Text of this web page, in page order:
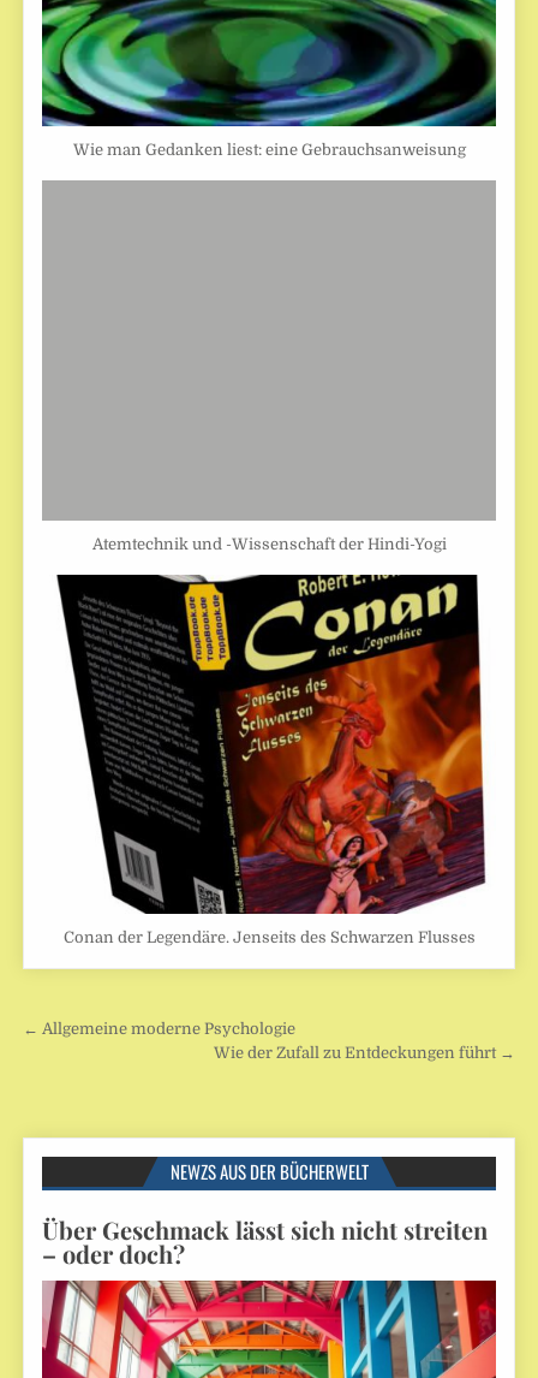
Wie man Gedanken liest: eine Gebrauchsanweisung
Atemtechnik und -Wissenschaft der Hindi-Yogi
Conan der Legendäre. Jenseits des Schwarzen Flusses
Beitragsnavigation
← Allgemeine moderne Psychologie
Wie der Zufall zu Entdeckungen führt →
NEWZS AUS DER BÜCHERWELT
Über Geschmack lässt sich nicht streiten
– oder doch?